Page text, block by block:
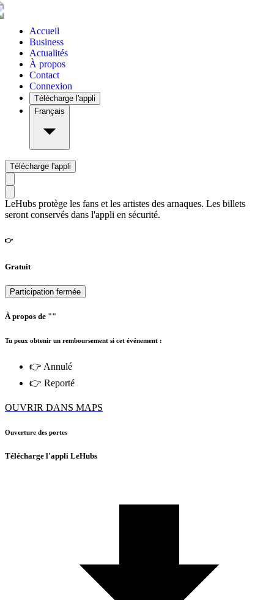
Accueil
Business
Actualités
À propos
Contact
Connexion
Télécharge l'appli
Français
Télécharge l'appli
LeHubs protège les fans et les artistes des arnaques. Les billets
seront conservés dans l'appli en sécurité.
👉
Gratuit
Participation fermée
À propos de ""
Tu peux obtenir un remboursement si cet événement :
👉 Annulé
👉 Reporté
OUVRIR DANS MAPS
Ouverture des portes
Télécharge l'appli LeHubs